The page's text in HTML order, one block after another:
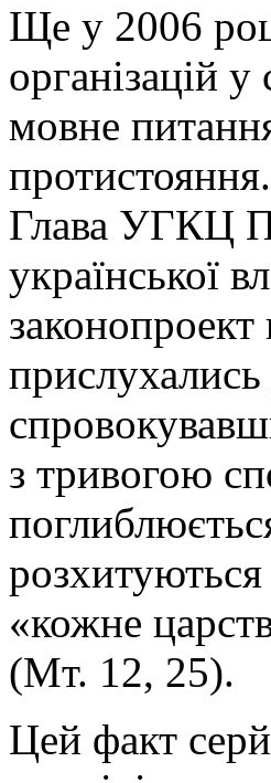
Ще у 2006
організацій
мовне
Глава УГКЦ
української
з тривогою
«кожне
(Мт. 12, 25).
Цей факт